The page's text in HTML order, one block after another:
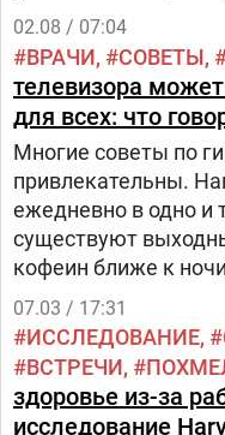
Мичиганском
некоторые другие
известные
чтобы
неврологические
02.08 / 07:04
ВРАЧИ СОВЕТЫ
телевизора
для всех: что
Многие советы по
привлекательны.
ежедневно в одно и
существуют
кофеин ближе к
07.03 / 17:31
ИССЛЕДОВАНИЕ
ВСТРЕЧИ
здоровье из-за
исследование